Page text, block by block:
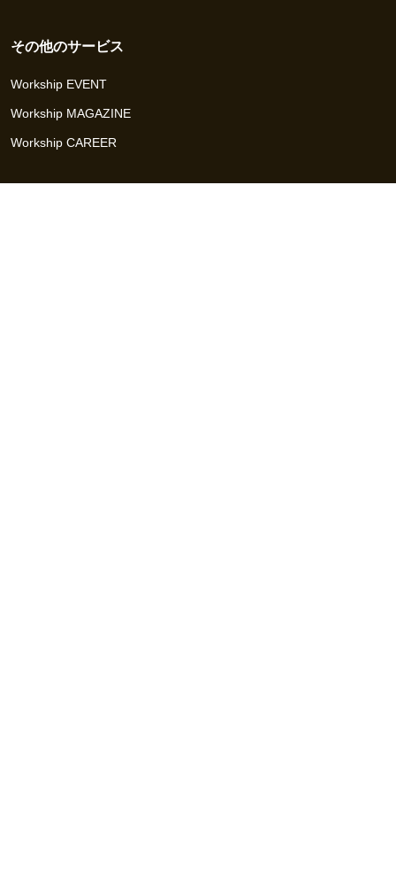
その他のサービス
Workship EVENT
Workship MAGAZINE
Workship CAREER